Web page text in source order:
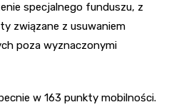
specjalnego funduszu, z
związane z usuwaniem
poza wyznaczonymi
w 163 punkty mobilności.